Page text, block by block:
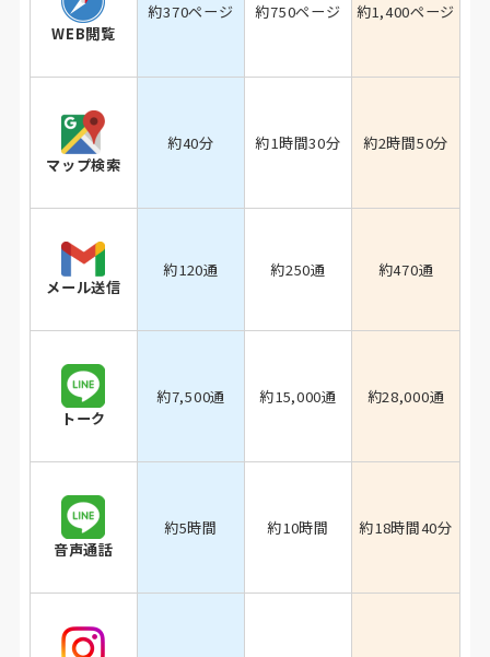
WEB閲覧
約370ページ 約750ページ 約1,400ページ
マップ検索
約40分 約1時間30分 約2時間50分
メール送信
約120通 約250通 約470通
トーク
約7,500通 約15,000通 約28,000通
音声通話
約5時間 約10時間 約18時間40分